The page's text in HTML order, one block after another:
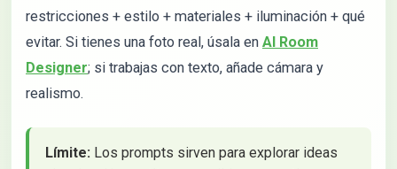
restricciones + estilo + materiales + iluminación + qué
evitar. Si tienes una foto real, úsala en AI Room
Designer; si trabajas con texto, añade cámara y
realismo.
Límite: Los prompts sirven para explorar ideas